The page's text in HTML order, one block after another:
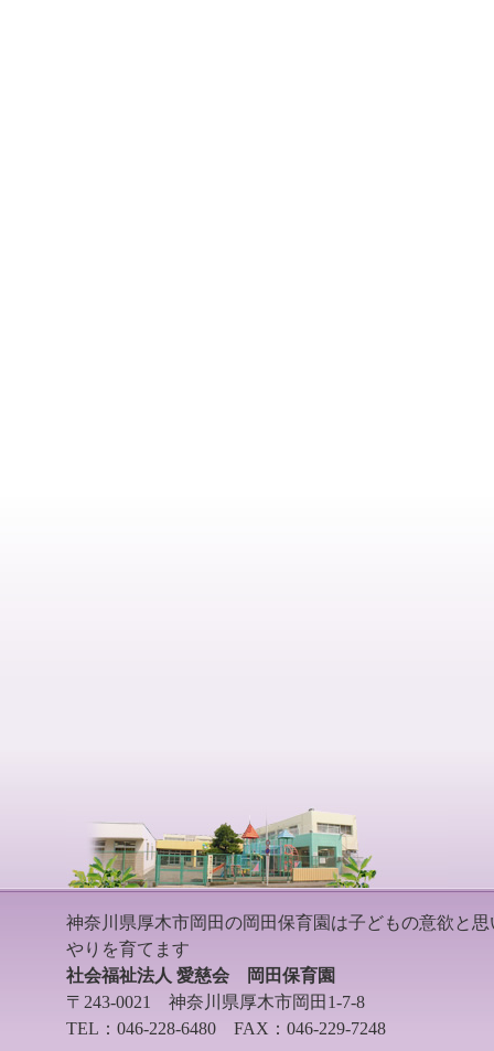
神奈川県厚木市岡田の岡田保育園は子どもの意欲と思
やりを育てます
社会福祉法人 愛慈会 岡田保育園
〒243-0021 神奈川県厚木市岡田1-7-8
TEL：046-228-6480 FAX：046-229-7248